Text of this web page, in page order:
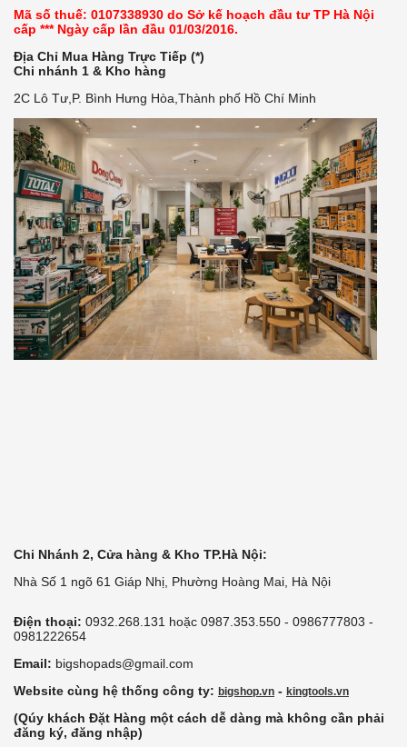
Mã số thuế: 0107338930 do Sở kế hoạch đầu tư TP Hà Nội
cấp *** Ngày cấp lần đầu 01/03/2016.
Địa Chỉ Mua Hàng Trực Tiếp (*)
Chi nhánh 1 & Kho hàng
2C Lô Tư,P. Bình Hưng Hòa,Thành phố Hồ Chí Minh
Chi Nhánh 2, Cửa hàng & Kho TP.Hà Nội:
Nhà Số 1 ngõ 61 Giáp Nhị, Phường Hoàng Mai, Hà Nội
Điện thoại: 0932.268.131 hoặc 0987.353.550 - 0986777803 -
0981222654
Email: bigshopads@gmail.com
Website cùng hệ thống công ty: bigshop.vn - kingtools.vn
(Qúy khách Đặt Hàng một cách dễ dàng mà không cần phải
đăng ký, đăng nhập)